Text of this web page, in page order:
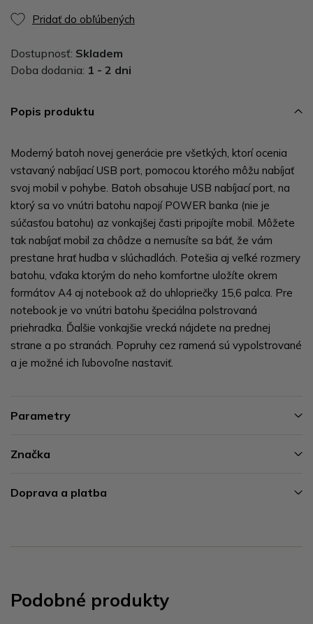
Pridať do obľúbených
Dostupnosť: Skladem
Doba dodania: 1 - 2 dni
Popis produktu
Moderný batoh novej generácie pre všetkých, ktorí ocenia
vstavaný nabíjací USB port, pomocou ktorého môžu nabíjať
svoj mobil v pohybe. Batoh obsahuje USB nabíjací port, na
ktorý sa vo vnútri batohu napojí POWER banka (nie je
súčasťou batohu) az vonkajšej časti pripojíte mobil. Môžete
tak nabíjať mobil za chôdze a nemusíte sa báť, že vám
prestane hrať hudba v slúchadlách. Potešia aj veľké rozmery
batohu, vďaka ktorým do neho komfortne uložíte okrem
formátov A4 aj notebook až do uhlopriečky 15,6 palca. Pre
notebook je vo vnútri batohu špeciálna polstrovaná
priehradka. Ďalšie vonkajšie vrecká nájdete na prednej
strane a po stranách. Popruhy cez ramená sú vypolstrované
a je možné ich ľubovoľne nastaviť.
Parametry
Značka
Doprava a platba
Podobné produkty